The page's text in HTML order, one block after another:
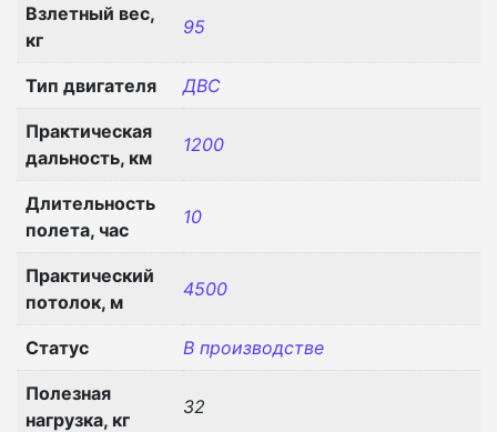
Взлетный вес,
кг
95
Тип двигателя ДВС
Практическая
дальность, км
1200
Длительность
полета, час
10
Практический
потолок, м
4500
Статус В производстве
Полезная
нагрузка, кг
32